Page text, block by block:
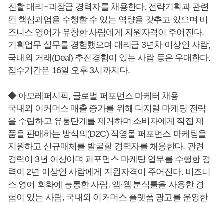
진할 대리~과장급 경력자를 채용한다. 전략기획과 관련
된 핵심과업을 수행할 수 있는 역량을 갖추고 있으며 비
즈니스 영어가 유창한 사람에게 지원자격이 주어진다.
기획업무 실무를 경험했으며 대리급 3년차 이상인 사람,
국내외 거래(Deal) 추진경험이 있는 사람 등은 우대한다.
접수기간은 16일 오후 3시까지다.
◆ 아모레퍼시픽, 글로벌 퍼포먼스 마케터 채용
국내외 이커머스 매출 증가를 위해 디지털 마케팅 전략
을 수립하고 유통단계를 제거하며 소비자에게 직접 제
품을 판매하는 방식의(D2C) 직영몰 퍼포먼스 마케팅을
지원하고 신규매체를 발굴할 경력자를 채용한다. 관련
경력이 3년 이상이며 퍼포먼스 마케팅 업무를 수행한 경
력이 2년 이상인 사람에게 지원자격이 주어진다. 비즈니
스 영어 회화에 능통한 사람, 앱·웹 분석툴을 사용한 경
험이 있는 사람, 국내외 이커머스 플랫폼 광고를 운영한